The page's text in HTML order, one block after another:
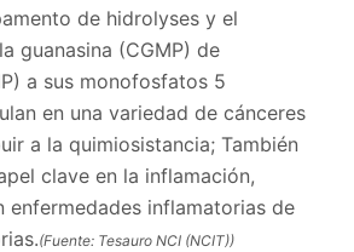
de hidrolyses y el
guanasina (CGMP) de
a sus monofosfatos 5
en una variedad de cánceres
a la quimiosistancia; También
clave en la inflamación,
enfermedades inflamatorias de
(Fuente: Tesauro NCI (NCIT))